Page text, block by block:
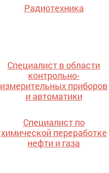
Радиотехника
Специалист в области
контрольно-
измерительных приборов
и автоматики
Специалист по
химической переработке
нефти и газа